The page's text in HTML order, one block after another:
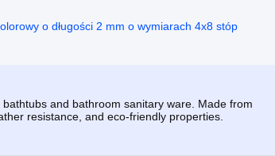
o długości 2 mm o wymiarach 4x8 stóp
and bathroom sanitary ware. Made from
resistance, and eco-friendly properties.